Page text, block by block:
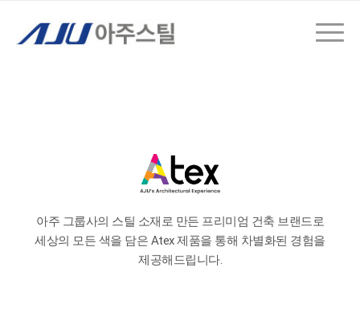
아주 그룹사의 스틸 소재로 만든 프리미엄 건축 브랜드로
세상의 모든 색을 담은 Atex 제품을 통해 차별화된 경험을
제공해드립니다.